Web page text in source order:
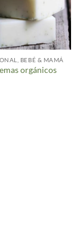
BEBÉ & MAMÁ
orgánicos